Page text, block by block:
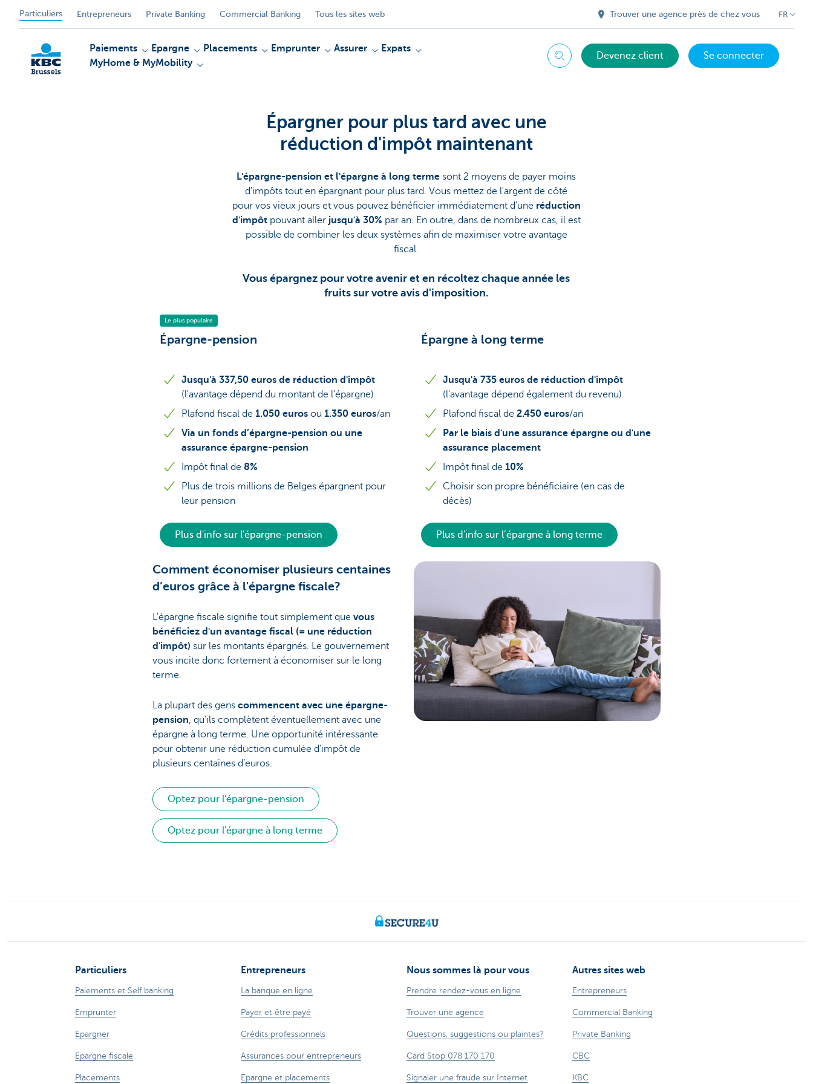
Particuliers Entrepreneurs Private Banking Commercial Banking Tous les sites web Trouver une agence près de chez vous FR
Paiements Epargne Placements Emprunter Assurer
Expats
MyHome & MyMobility
ChercherDevenez client Se connecter
Épargner pour plus tard avec une
réduction d'impôt maintenant
L'épargne-pension et l'épargne à long terme sont 2 moyens de payer moins
d'impôts tout en épargnant pour plus tard. Vous mettez de l'argent de côté
pour vos vieux jours et vous pouvez bénéficier immédiatement d'une réduction
d'impôtpouvant aller jusqu'à 30% par an. En outre, dans de nombreux cas, il est
possible de combiner les deux systèmes afin de maximiser votre avantage
fiscal.
Vous épargnez pour votre avenir et en récoltez chaque année les
fruits sur votre avis d'imposition.
Le plus populaire
Épargne-pension
Jusqu'à 337,50 euros de réduction d'impôt
(l'avantage dépend du montant de l'épargne)
Plafond fiscal de 1.050 euros ou 1.350 euros/an
Via un fonds d’épargne-pension ou une
assurance épargne-pension
Impôt final de 8%
Plus de trois millions de Belges épargnent pour
leur pension
Plus d'info sur l'épargne-pension
Épargne à long terme
Jusqu'à 735 euros de réduction d'impôt
(l'avantage dépend également du revenu)
Plafond fiscal de 2.450 euros/an
Par le biais d'une assurance épargne ou d'une
assurance placement
Impôt final de 10%
Choisir son propre bénéficiaire (en cas de
décès)
Plus d'info sur l’épargne à long terme
Comment économiser plusieurs centaines
d’euros grâce à l'épargne fiscale?
L'épargne fiscale signifie tout simplement que vous
bénéficiez d'un avantage fiscal (= une réduction
d'impôt) sur les montants épargnés. Le gouvernement
vous incite donc fortement à économiser sur le long
terme.
La plupart des gens commencent avec une épargne-
pension, qu'ils complètent éventuellement avec une
épargne à long terme. Une opportunité intéressante
pour obtenir une réduction cumulée d'impôt de
plusieurs centaines d’euros.
Optez pour l'épargne-pension
Optez pour l'épargne à long terme
Particuliers
Paiements et Self banking
Emprunter
Epargner
Epargne fiscale
Placements
Entrepreneurs
La banque en ligne
Payer et être payé
Crédits professionnels
Assurances pour entrepreneurs
Epargne et placements
Nous sommes là pour vous
Prendre rendez-vous en ligne
Trouver une agence
Questions, suggestions ou plaintes?
Card Stop 078 170 170
Signaler une fraude sur Internet
Autres sites web
Entrepreneurs
Commercial Banking
Private Banking
CBC
KBC